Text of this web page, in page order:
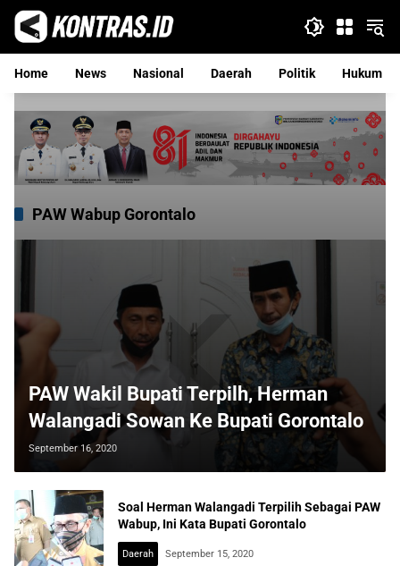
Langsung
konten
Home
News Nasional Daerah Politik Hukum
PAW Wabup Gorontalo
PAW Wakil Bupati Terpilh, Herman
Walangadi Sowan Ke Bupati Gorontalo
September 16, 2020
Soal Herman Walangadi Terpilih Sebagai PAW
Wabup, Ini Kata Bupati Gorontalo
Daerah September 15, 2020